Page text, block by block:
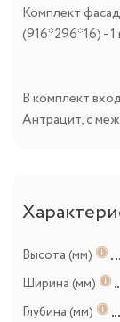
Комплект
(916*296*16) - 1
В комплект
Антрацит, с
Высота (мм)
Ширина (мм)
Глубина (мм)